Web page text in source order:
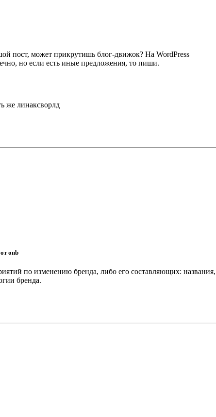
пост, может прикрутишь блог-движок? На WordPress
но если есть иные предложения, то пиши.
же линаксворлд
onb
по изменению бренда, либо его составляющих:
бренда.